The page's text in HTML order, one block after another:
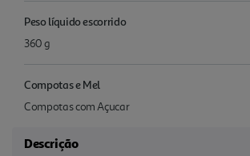
Peso líquido escorrido
360 g
Compotas e Mel
Compotas com Açucar
Descrição